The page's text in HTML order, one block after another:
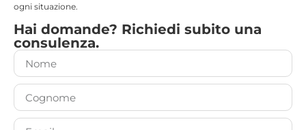
ogni situazione.
Hai domande? Richiedi subito una
consulenza.